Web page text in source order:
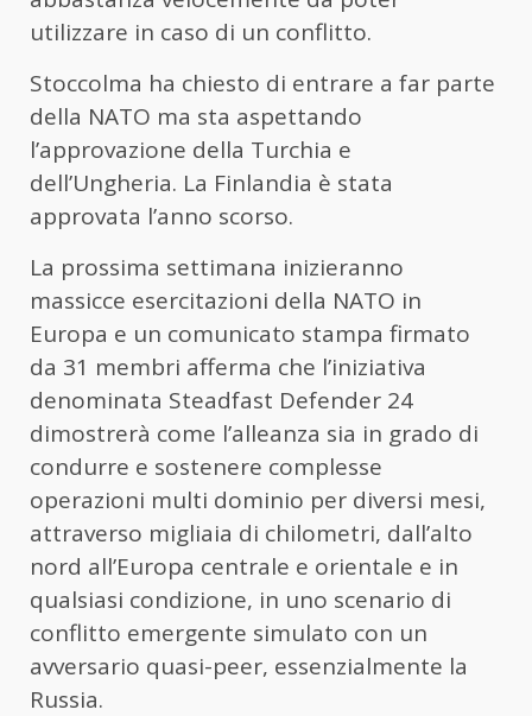
utilizzare in caso di un conflitto.
Stoccolma ha chiesto di entrare a far parte
della NATO ma sta aspettando
l’approvazione della Turchia e
dell’Ungheria. La Finlandia è stata
approvata l’anno scorso.
La prossima settimana inizieranno
massicce esercitazioni della NATO in
Europa e un comunicato stampa firmato
da 31 membri afferma che l’iniziativa
denominata Steadfast Defender 24
dimostrerà come l’alleanza sia in grado di
condurre e sostenere complesse
operazioni multi dominio per diversi mesi,
attraverso migliaia di chilometri, dall’alto
nord all’Europa centrale e orientale e in
qualsiasi condizione, in uno scenario di
conflitto emergente simulato con un
avversario quasi-peer, essenzialmente la
Russia.